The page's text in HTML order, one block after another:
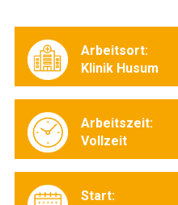
Arbeitsort:
Klinik Husum
Arbeitszeit:
Vollzeit
Start: